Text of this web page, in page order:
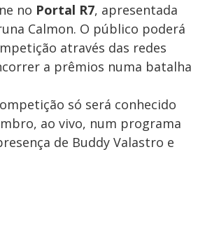
no Portal R7, apresentada
Calmon. O público poderá
através das redes
a prêmios numa batalha
só será conhecido
ao vivo, num programa
de Buddy Valastro e